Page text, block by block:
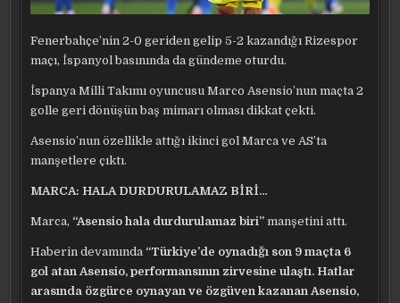
Fenerbahçe’nin 2-0 geriden gelip 5-2 kazandığı Rizespor
maçı, İspanyol basınında da gündeme oturdu.
İspanya Milli Takımı oyuncusu Marco Asensio’nun maçta 2
golle geri dönüşün baş mimarı olması dikkat çekti.
Asensio’nun özellikle attığı ikinci gol Marca ve AS’ta
manşetlere çıktı.
MARCA: HALA DURDURULAMAZ BİRİ…
Marca, “Asensio hala durdurulamaz biri”manşetini attı.
Haberin devamında “Türkiye’de oynadığı son 9 maçta 6
gol atan Asensio, performansının zirvesine ulaştı. Hatlar
arasında özgürce oynayan ve özgüven kazanan Asensio,